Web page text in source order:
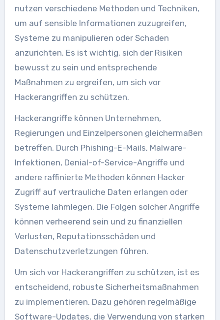
nutzen verschiedene Methoden und Techniken,
um auf sensible Informationen zuzugreifen,
Systeme zu manipulieren oder Schaden
anzurichten. Es ist wichtig, sich der Risiken
bewusst zu sein und entsprechende
Maßnahmen zu ergreifen, um sich vor
Hackerangriffen zu schützen.
Hackerangriffe können Unternehmen,
Regierungen und Einzelpersonen gleichermaßen
betreffen. Durch Phishing-E-Mails, Malware-
Infektionen, Denial-of-Service-Angriffe und
andere raffinierte Methoden können Hacker
Zugriff auf vertrauliche Daten erlangen oder
Systeme lahmlegen. Die Folgen solcher Angriffe
können verheerend sein und zu finanziellen
Verlusten, Reputationsschäden und
Datenschutzverletzungen führen.
Um sich vor Hackerangriffen zu schützen, ist es
entscheidend, robuste Sicherheitsmaßnahmen
zu implementieren. Dazu gehören regelmäßige
Software-Updates, die Verwendung von starken